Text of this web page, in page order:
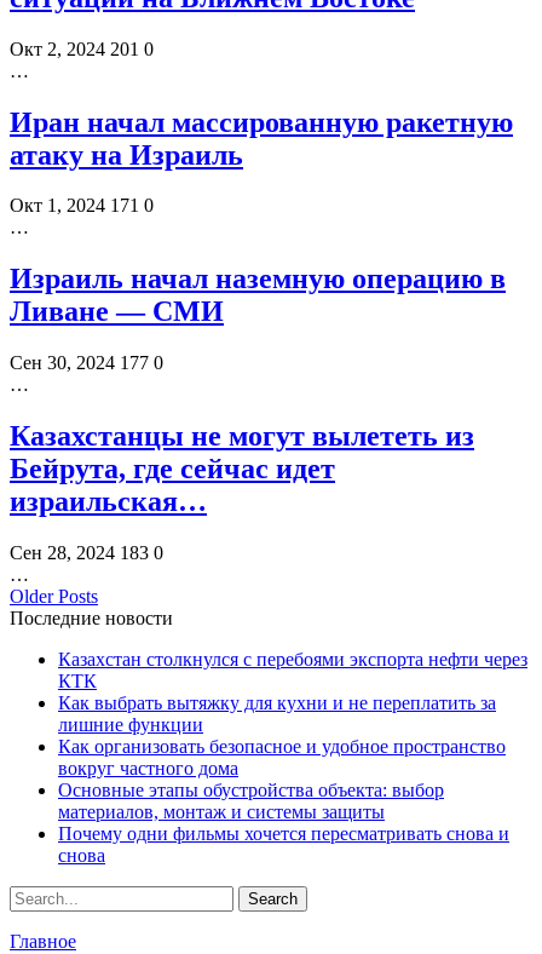
Окт 2, 2024 201 0
…
Иран начал массированную ракетную
атаку на Израиль
Окт 1, 2024 171 0
…
Израиль начал наземную операцию в
Ливане — СМИ
Сен 30, 2024 177 0
…
Казахстанцы не могут вылететь из
Бейрута, где сейчас идет
израильская…
Сен 28, 2024 183 0
…
Older Posts
Последние новости
Казахстан столкнулся с перебоями экспорта нефти через
КТК
Как выбрать вытяжку для кухни и не переплатить за
лишние функции
Как организовать безопасное и удобное пространство
вокруг частного дома
Основные этапы обустройства объекта: выбор
материалов, монтаж и системы защиты
Почему одни фильмы хочется пересматривать снова и
снова
Главное